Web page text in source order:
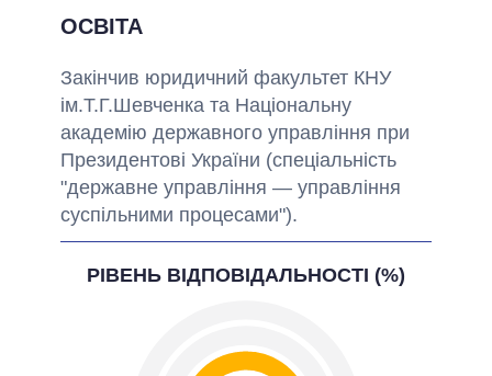
ОСВІТА
Закінчив юридичний факультет КНУ
ім.Т.Г.Шевченка та Національну
академію державного управління при
Президентові України (спеціальність
"державне управління — управління
суспільними процесами").
РІВЕНЬ ВІДПОВІДАЛЬНОСТІ (%)